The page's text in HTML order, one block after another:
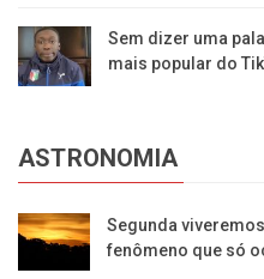
Sem dizer uma
mais popular do
ASTRONOMIA
Segunda
fenômeno que só